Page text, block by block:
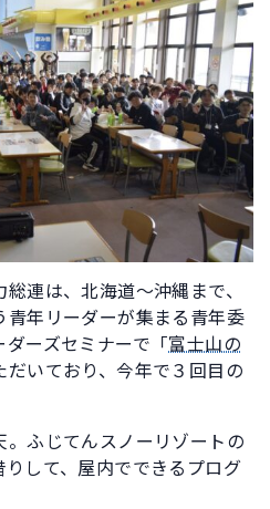
連は、北海道～沖縄まで、
青年リーダーが集まる青年委
ーズセミナーで「富士山の
だいており、今年で３回目の
。ふじてんスノーリゾートの
りして、屋内でできるプログ